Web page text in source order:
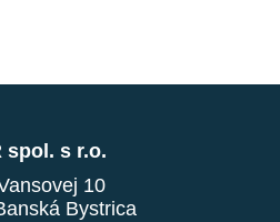
spol. s r.o.
10
Bystrica